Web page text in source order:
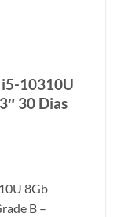
10310U
30 Dias
8Gb
B –